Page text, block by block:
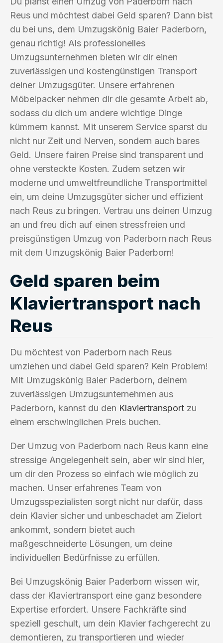
Reus und möchtest dabei Geld sparen? Dann bist
du bei uns, dem Umzugskönig Baier Paderborn,
genau richtig! Als professionelles
Umzugsunternehmen bieten wir dir einen
zuverlässigen und kostengünstigen Transport
deiner Umzugsgüter. Unsere erfahrenen
Möbelpacker nehmen dir die gesamte Arbeit ab,
sodass du dich um andere wichtige Dinge
kümmern kannst. Mit unserem Service sparst du
nicht nur Zeit und Nerven, sondern auch bares
Geld. Unsere fairen Preise sind transparent und
ohne versteckte Kosten. Zudem setzen wir
moderne und umweltfreundliche Transportmittel
ein, um deine Umzugsgüter sicher und effizient
nach Reus zu bringen. Vertrau uns deinen Umzug
an und freu dich auf einen stressfreien und
preisgünstigen Umzug von Paderborn nach Reus
mit dem Umzugskönig Baier Paderborn!
Geld sparen beim
Klaviertransport nach
Reus
Du möchtest von Paderborn nach Reus
umziehen und dabei Geld sparen? Kein Problem!
Mit Umzugskönig Baier Paderborn, deinem
zuverlässigen Umzugsunternehmen aus
Paderborn, kannst du den Klaviertransport zu
einem erschwinglichen Preis buchen.
Der Umzug von Paderborn nach Reus kann eine
stressige Angelegenheit sein, aber wir sind hier,
um dir den Prozess so einfach wie möglich zu
machen. Unser erfahrenes Team von
Umzugsspezialisten sorgt nicht nur dafür, dass
dein Klavier sicher und unbeschadet am Zielort
ankommt, sondern bietet auch
maßgeschneiderte Lösungen, um deine
individuellen Bedürfnisse zu erfüllen.
Bei Umzugskönig Baier Paderborn wissen wir,
dass der Klaviertransport eine ganz besondere
Expertise erfordert. Unsere Fachkräfte sind
speziell geschult, um dein Klavier fachgerecht zu
demontieren, zu transportieren und wieder